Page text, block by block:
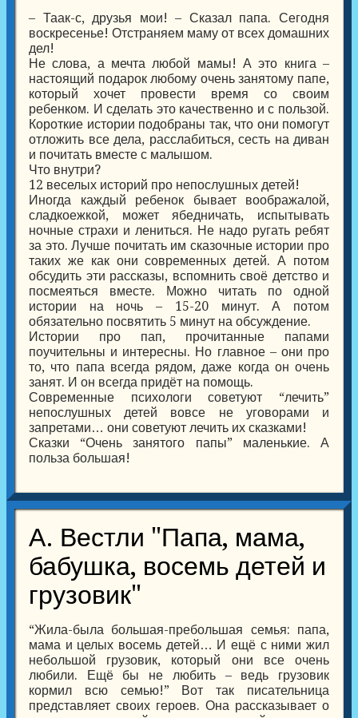
– Таак-с, друзья мои! – Сказал папа. Сегодня
воскресенье! Отстраняем маму от всех домашних
дел!
Не слова, а мечта любой мамы! А это книга –
настоящий подарок любому очень занятому папе,
который хочет провести время со своим
ребенком. И сделать это качественно и с пользой.
Короткие истории подобраны так, что они помогут
отложить все дела, расслабиться, сесть на диван
и почитать вместе с малышом.
Что внутри?
12 веселых историй про непослушных детей!
Иногда каждый ребенок бывает воображалой,
сладкоежкой, может ябедничать, испытывать
ночные страхи и лениться. Не надо ругать ребят
за это. Лучше почитать им сказочные истории про
таких же как они современных детей. А потом
обсудить эти рассказы, вспомнить своё детство и
посмеяться вместе. Можно читать по одной
истории на ночь – 15-20 минут. А потом
обязательно посвятить 5 минут на обсуждение.
Истории про пап, прочитанные папами
поучительны и интересны. Но главное – они про
то, что папа всегда рядом, даже когда он очень
занят. И он всегда придёт на помощь.
Современные психологи советуют “лечить”
непослушных детей вовсе не уговорами и
запретами… они советуют лечить их сказками!
Сказки “Очень занятого папы” маленькие. А
польза большая!
А. Вестли "Папа, мама,
бабушка, восемь детей и
грузовик"
“Жила-была большая-пребольшая семья: папа,
мама и целых восемь детей… И ещё с ними жил
небольшой грузовик, который они все очень
любили. Ещё бы не любить – ведь грузовик
кормил всю семью!” Вот так писательница
представляет своих героев. Она рассказывает о